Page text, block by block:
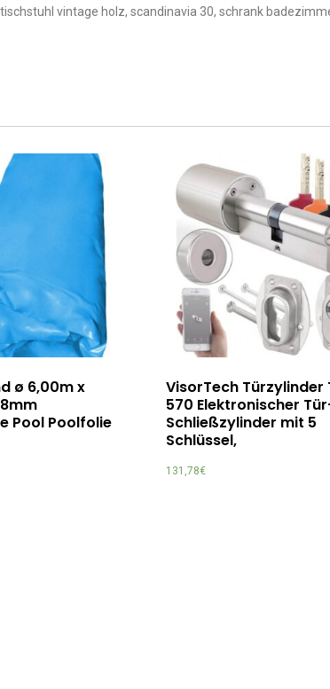
vintage holz, scandinavia 30, schrank
ø 6,00m x
Pool Poolfolie
VisorTech Türzylinder
570 Elektronischer
Schließzylinder mit 5
Schlüssel,
131,78€